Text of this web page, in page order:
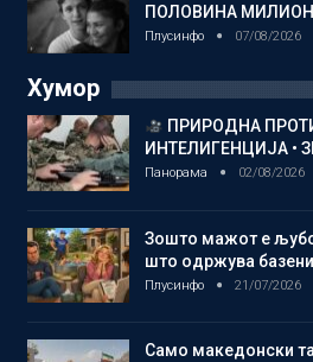
ПОЛОВИНА
Плусинфо 07/08/2026
Хумор
ПРИРОДНА
ИНТЕЛИГЕНЦИЈА •
Панорама 02/08/2026
Зошто мажот е
што одржува
Плусинфо 21/07/2026
Само македонски